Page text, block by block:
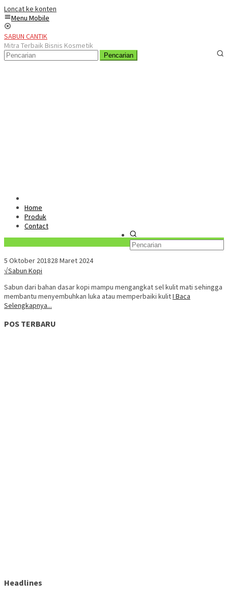
Loncat ke konten
Menu Mobile
SABUN CANTIK
Mitra Terbaik Bisnis Kosmetik
Pencarian
Home
Produk
Contact
5 Oktober 201828 Maret 2024
√Sabun Kopi
Sabun dari bahan dasar kopi mampu mengangkat sel kulit mati sehingga
membantu menyembuhkan luka atau memperbaiki kulitI Baca
Selengkapnya...
POS TERBARU
Headlines